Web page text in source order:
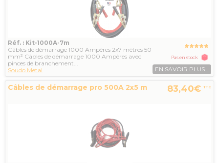
Réf. : Kit-1000A-7m
Câbles de démarrage 1000 Ampères 2x7 mètres 50
mm² Câbles de démarrage 1000 Ampères avec
pinces de branchement...
Soudo Metal
Pas en stock
EN SAVOIR PLUS
Câbles de démarrage pro 500A 2x5 m 83,40€ TTC